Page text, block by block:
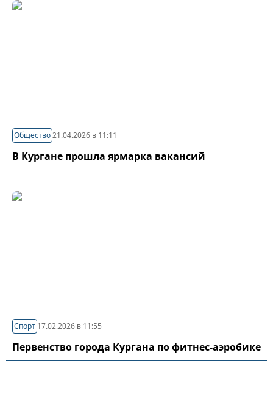
Общество21.04.2026 в 11:11
В Кургане прошла ярмарка вакансий
Спорт 17.02.2026 в 11:55
Первенство города Кургана по фитнес-аэробике